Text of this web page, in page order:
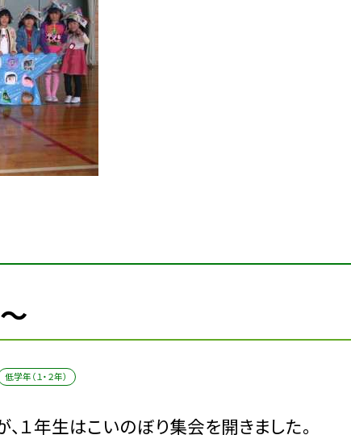
低学年（１・２年）
、１年生はこいのぼり集会を開きました。